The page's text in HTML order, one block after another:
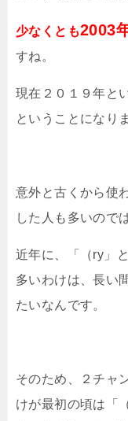
少なくとも2003
すね。
現在２０１９年と
ということになり
意外と古くから使
した人も多いので
近年に、「（ry」
多いわけは、長い
たいなんです。
そのため、２チャ
けが最初の頃は「